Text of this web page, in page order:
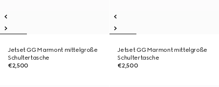
Jetset GG Marmont mittelgroße
Schultertasche
€2,500
Jetset GG Marmont mittelgroße
Schultertasche
€2,500